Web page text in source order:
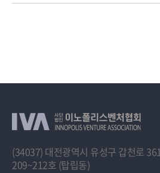
(34037) 대전광역시 유성구 갑천로
209~212호 (탑립동)